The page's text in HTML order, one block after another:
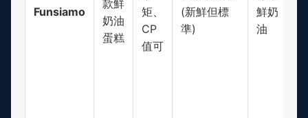
Funsiamo
款鮮
奶油
蛋糕
矩、
CP
值可
(新鮮但標
準)
鮮奶
油